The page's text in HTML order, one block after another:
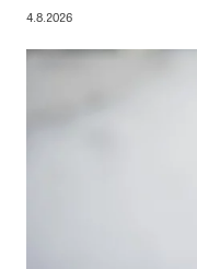
4.8.2026